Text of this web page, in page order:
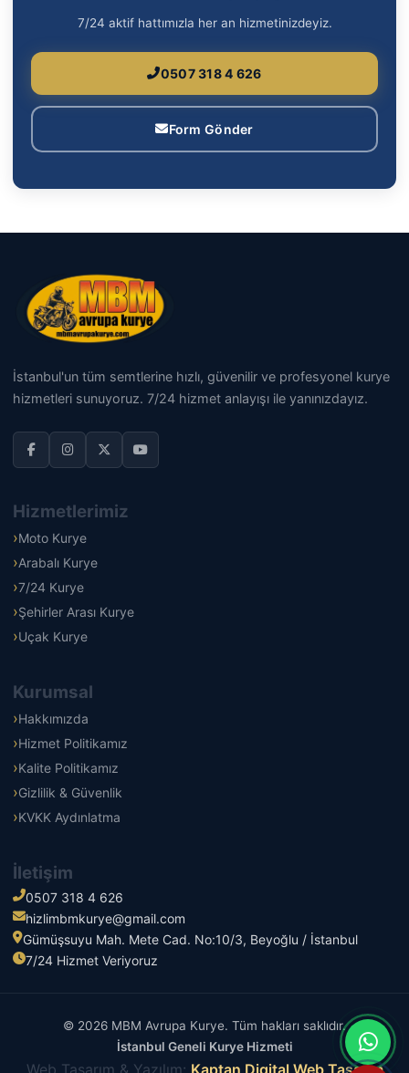
7/24 aktif hattımızla her an hizmetinizdeyiz.
0507 318 4 626
Form Gönder
İstanbul'un tüm semtlerine hızlı, güvenilir ve profesyonel kurye
hizmetleri sunuyoruz. 7/24 hizmet anlayışı ile yanınızdayız.
Hizmetlerimiz
Moto Kurye
Arabalı Kurye
7/24 Kurye
Şehirler Arası Kurye
Uçak Kurye
Kurumsal
Hakkımızda
Hizmet Politikamız
Kalite Politikamız
Gizlilik & Güvenlik
KVKK Aydınlatma
İletişim
0507 318 4 626
hizlimbmkurye@gmail.com
Gümüşsuyu Mah. Mete Cad. No:10/3, Beyoğlu / İstanbul
7/24 Hizmet Veriyoruz
© 2026 MBM Avrupa Kurye. Tüm hakları saklıdır.
İstanbul Geneli Kurye Hizmeti